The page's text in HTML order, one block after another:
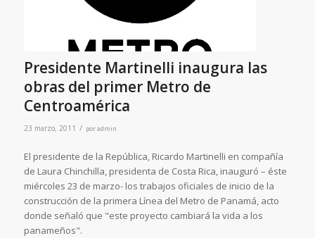
Presidente Martinelli inaugura las
obras del primer Metro de
Centroamérica
23 marzo, 2011 / poradmin
El presidente de la República, Ricardo Martinelli en compañía
de Laura Chinchilla, presidenta de Costa Rica, inauguró – éste
miércoles 23 de marzo- los trabajos oficiales de inicio de la
construcción de la primera Línea del Metro de Panamá, acto
donde señaló que "este proyecto cambiará la vida a los
panameños".